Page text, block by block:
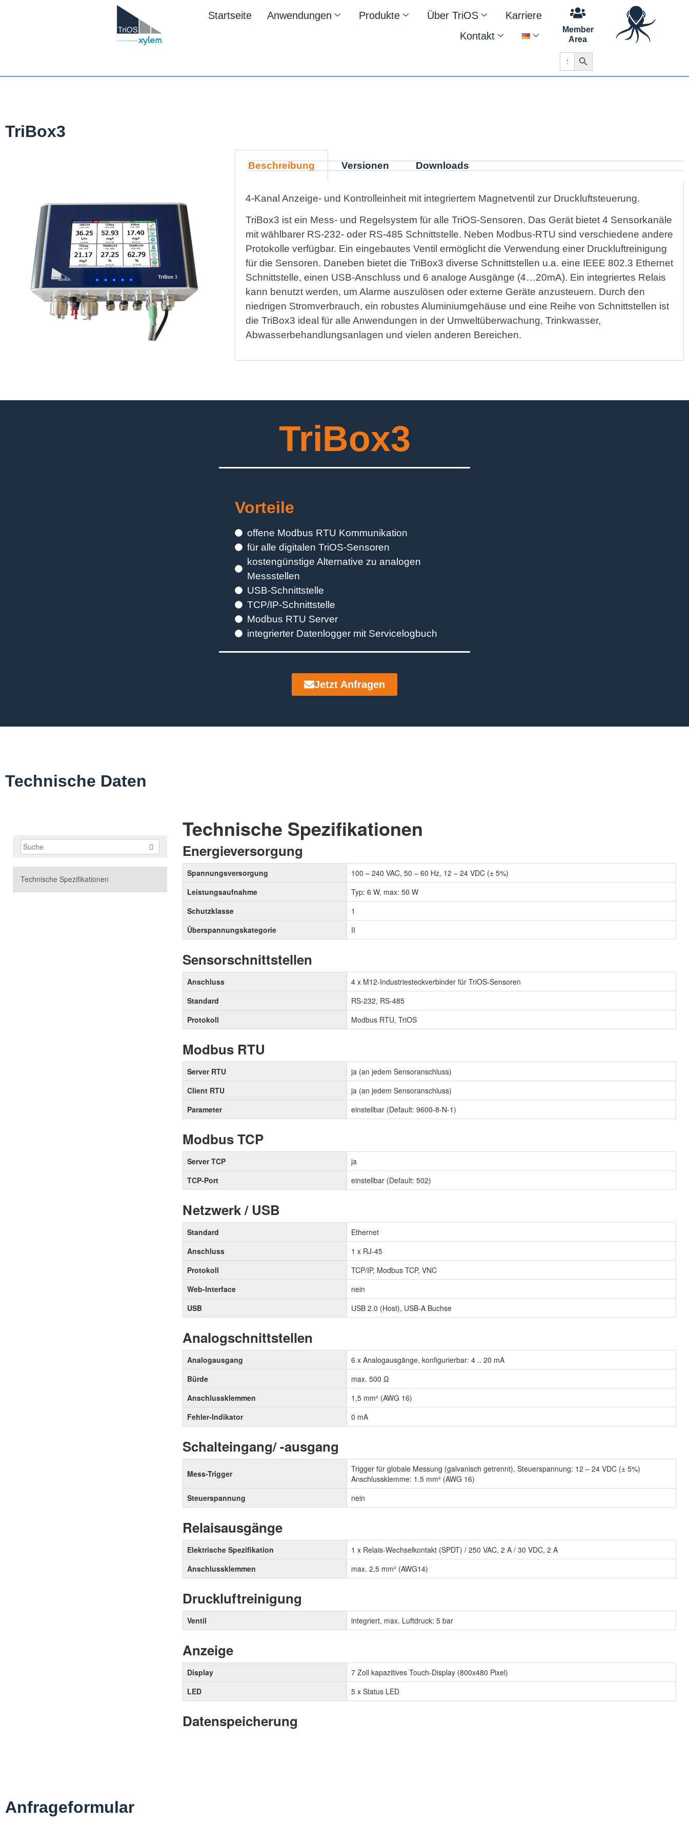
Startseite Anwendungen Produkte Über TriOS
Karriere
Kontakt
Member
Area
Search
for:
Search Button
TriBox3
Beschreibung Versionen Downloads
4-Kanal Anzeige- und Kontrolleinheit mit integriertem Magnetventil zur Druckluftsteuerung.
TriBox3 ist ein Mess- und Regelsystem für alle TriOS-Sensoren. Das Gerät bietet 4 Sensorkanäle
mit wählbarer RS-232- oder RS-485 Schnittstelle. Neben Modbus-RTU sind verschiedene andere
Protokolle verfügbar. Ein eingebautes Ventil ermöglicht die Verwendung einer Druckluftreinigung
für die Sensoren. Daneben bietet die TriBox3 diverse Schnittstellen u.a. eine IEEE 802.3 Ethernet
Schnittstelle, einen USB-Anschluss und 6 analoge Ausgänge (4…20mA). Ein integriertes Relais
kann benutzt werden, um Alarme auszulösen oder externe Geräte anzusteuern. Durch den
niedrigen Stromverbrauch, ein robustes Aluminiumgehäuse und eine Reihe von Schnittstellen ist
die TriBox3 ideal für alle Anwendungen in der Umweltüberwachung, Trinkwasser,
Abwasserbehandlungsanlagen und vielen anderen Bereichen.
TriBox3
Vorteile
offene Modbus RTU Kommunikation
für alle digitalen TriOS-Sensoren
kostengünstige Alternative zu analogen
Messstellen
USB-Schnittstelle
TCP/IP-Schnittstelle
Modbus RTU Server
integrierter Datenlogger mit Servicelogbuch
Jetzt Anfragen
Technische Daten
Anfrageformular